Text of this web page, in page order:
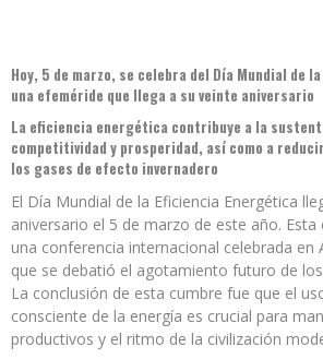
Hoy, 5 de marzo, se celebra del Día Mundial de
una efeméride que llega a su veinte aniversario
La eficiencia energética contribuye a la
competitividad y prosperidad, así como a
los gases de efecto invernadero
El Día Mundial de la Eficiencia Energética
aniversario el 5 de marzo de este año.
una conferencia internacional celebrada en
que se debatió el agotamiento futuro de
La conclusión de esta cumbre fue que el
consciente de la energía es crucial para
productivos y el ritmo de la civilización